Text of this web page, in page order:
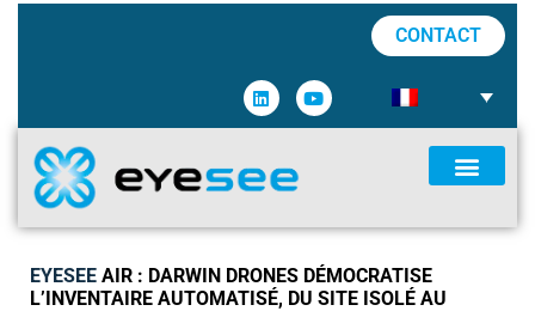
CONTACT
EYESEE AIR : DARWIN DRONES DÉMOCRATISE
L’INVENTAIRE AUTOMATISÉ, DU SITE ISOLÉ AU